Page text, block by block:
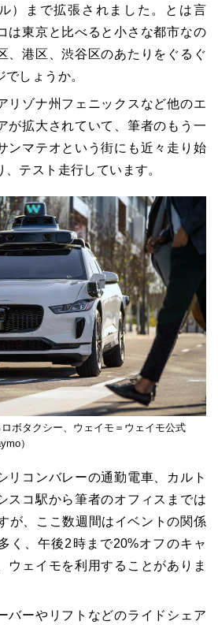
）まで拡張されました。とは言
は東京と比べると小さな都市なの
、港区、渋谷区のあたりをぐるぐ
しょうか。
リゾナ州 フェニックスなど他のエ
が拡大されていて、筆者のもう一
ンマテオという街にも近々走り始
テスト走行しています。
ボタクシー、ウェイモ＝ウェイモ公式
）
リコンバレーの通勤電車、カルト
スコ駅から筆者のオフィスまでは
が、ここ数週間はイベントの関係
く、午後2時まで20%オフのキャ
ウェイモを利用することがありま
バーやリフトなどのライドシェア